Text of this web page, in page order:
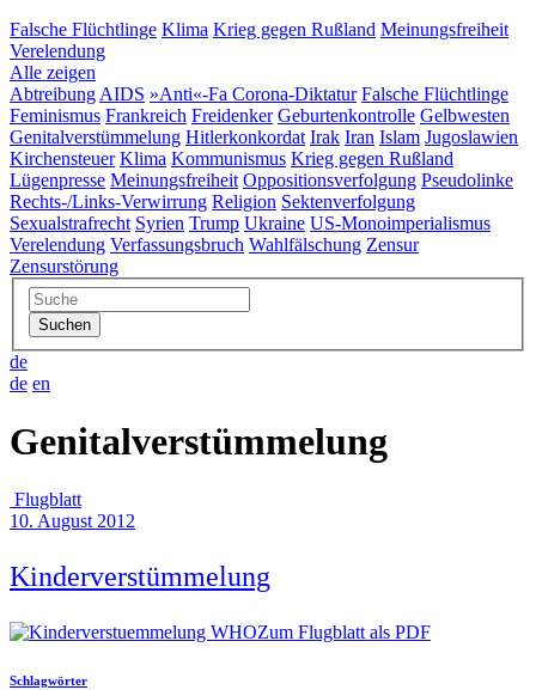
Falsche Flüchtlinge Klima Krieg gegen Rußland Meinungsfreiheit
Verelendung
Alle zeigen
Abtreibung AIDS »Anti«-Fa Corona-Diktatur Falsche Flüchtlinge
Feminismus Frankreich Freidenker Geburtenkontrolle Gelbwesten
Genitalverstümmelung Hitlerkonkordat Irak Iran Islam Jugoslawien
Kirchensteuer Klima Kommunismus Krieg gegen Rußland
Lügenpresse Meinungsfreiheit Oppositionsverfolgung Pseudolinke
Rechts-/Links-Verwirrung Religion Sektenverfolgung
Sexualstrafrecht Syrien Trump Ukraine US-Monoimperialismus
Verelendung Verfassungsbruch Wahlfälschung Zensur
Zensurstörung
de
de en
Genitalverstümmelung
Flugblatt
10. August 2012
Kinderverstümmelung
Zum Flugblatt als PDF
Schlagwörter